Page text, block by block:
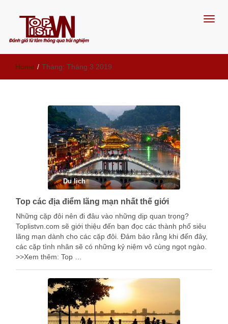
Đánh giá từ tâm, thông qua trải
nghiệm
Home / Tháng: Tháng 3 2019
Du lịch
Top các địa điểm lãng mạn nhất thế giới
Những cặp đôi nên đi đâu vào những dịp quan trọng?
Toplistvn.com sẽ giới thiệu đến bạn đọc các thành phố siêu
lãng mạn dành cho các cặp đôi. Đảm bảo rằng khi đến đây,
các cặp tình nhân sẽ có những kỷ niệm vô cùng ngọt ngào.
>>Xem thêm: Top …